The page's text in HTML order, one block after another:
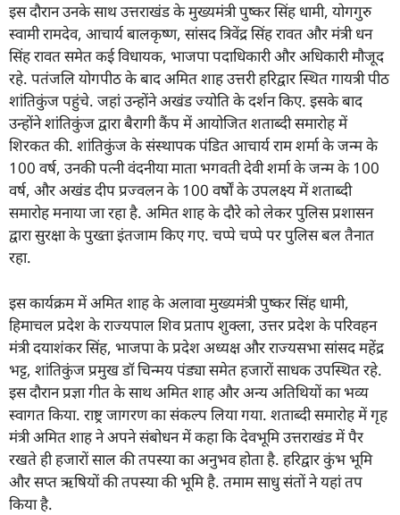
इस दौरान उनके साथ उत्तराखंड के मुख्यमंत्री पुष्कर सिंह धामी, योगगुरु
स्वामी रामदेव, आचार्य बालकृष्ण, सांसद त्रिवेंद्र सिंह रावत और मंत्री धन
सिंह रावत समेत कई विधायक, भाजपा पदाधिकारी और अधिकारी मौजूद
रहे. पतंजलि योगपीठ के बाद अमित शाह उत्तरी हरिद्वार स्थित गायत्री पीठ
शांतिकुंज पहुंचे. जहां उन्होंने अखंड ज्योति के दर्शन किए. इसके बाद
उन्होंने शांतिकुंज द्वारा बैरागी कैंप में आयोजित शताब्दी समारोह में
शिरकत की. शांतिकुंज के संस्थापक पंडित आचार्य राम शर्मा के जन्म के
100 वर्ष, उनकी पत्नी वंदनीया माता भगवती देवी शर्मा के जन्म के 100
वर्ष, और अखंड दीप प्रज्वलन के 100 वर्षों के उपलक्ष्य में शताब्दी
समारोह मनाया जा रहा है. अमित शाह के दौरे को लेकर पुलिस प्रशासन
द्वारा सुरक्षा के पुख्ता इंतजाम किए गए. चप्पे चप्पे पर पुलिस बल तैनात
रहा.
इस कार्यक्रम में अमित शाह के अलावा मुख्यमंत्री पुष्कर सिंह धामी,
हिमाचल प्रदेश के राज्यपाल शिव प्रताप शुक्ला, उत्तर प्रदेश के परिवहन
मंत्री दयाशंकर सिंह, भाजपा के प्रदेश अध्यक्ष और राज्यसभा सांसद महेंद्र
भट्ट, शांतिकुंज प्रमुख डॉ चिन्मय पंड्या समेत हजारों साधक उपस्थित रहे.
इस दौरान प्रज्ञा गीत के साथ अमित शाह और अन्य अतिथियों का भव्य
स्वागत किया. राष्ट्र जागरण का संकल्प लिया गया. शताब्दी समारोह में गृह
मंत्री अमित शाह ने अपने संबोधन में कहा कि देवभूमि उत्तराखंड में पैर
रखते ही हजारों साल की तपस्या का अनुभव होता है. हरिद्वार कुंभ भूमि
और सप्त ऋषियों की तपस्या की भूमि है. तमाम साधु संतों ने यहां तप
किया है.